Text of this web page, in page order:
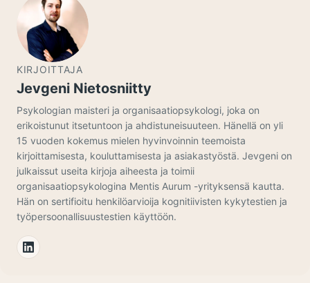
KIRJOITTAJA
Jevgeni Nietosniitty
Psykologian maisteri ja organisaatiopsykologi, joka on
erikoistunut itsetuntoon ja ahdistuneisuuteen. Hänellä on yli
15 vuoden kokemus mielen hyvinvoinnin teemoista
kirjoittamisesta, kouluttamisesta ja asiakastyöstä. Jevgeni on
julkaissut useita kirjoja aiheesta ja toimii
organisaatiopsykologina Mentis Aurum -yrityksensä kautta.
Hän on sertifioitu henkilöarvioija kognitiivisten kykytestien ja
työpersoonallisuustestien käyttöön.